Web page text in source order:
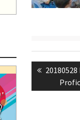
Post
Previous
post: